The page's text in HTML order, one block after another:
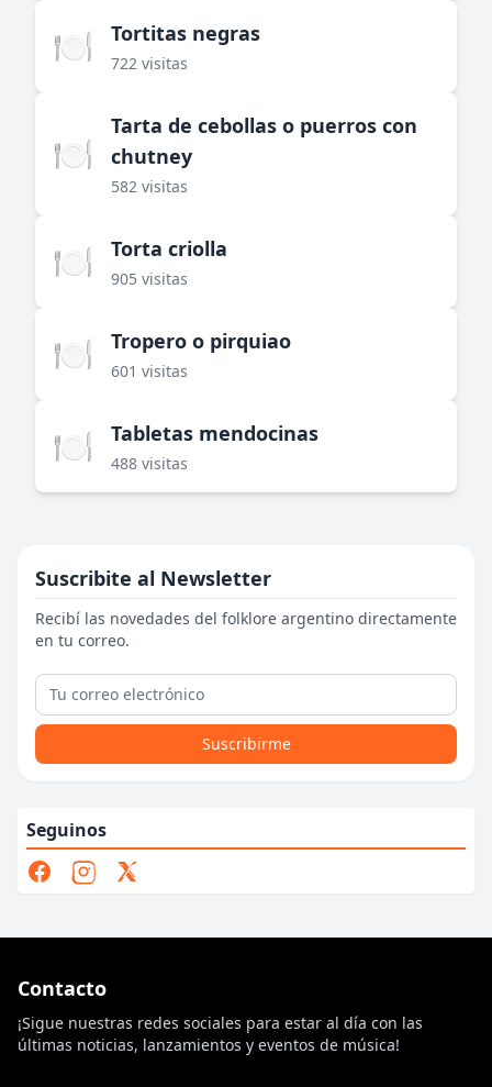
🍽️ Tortitas negras
722 visitas
🍽️
Tarta de cebollas o puerros con
chutney
582 visitas
🍽️ Torta criolla
905 visitas
🍽️ Tropero o pirquiao
601 visitas
🍽️ Tabletas mendocinas
488 visitas
Suscribite al Newsletter
Recibí las novedades del folklore argentino directamente
en tu correo.
Suscribirme
Seguinos
Contacto
¡Sigue nuestras redes sociales para estar al día con las
últimas noticias, lanzamientos y eventos de música!